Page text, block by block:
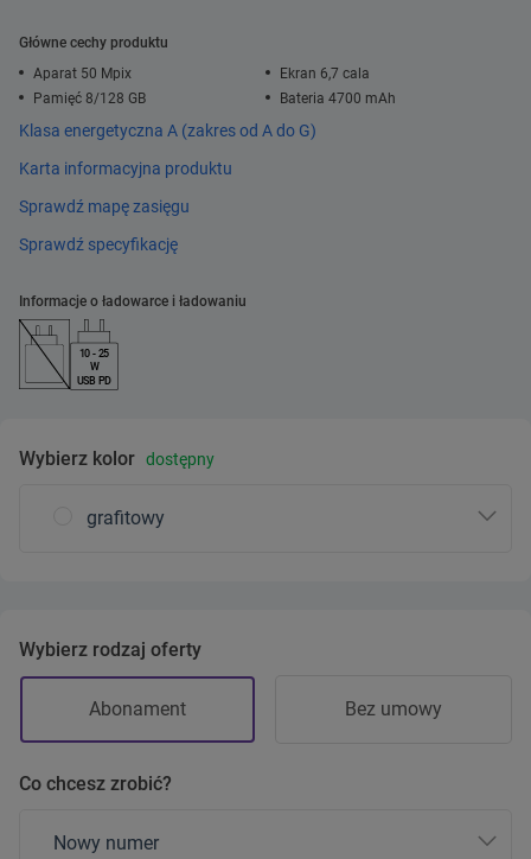
Główne cechy produktu
Aparat 50 Mpix
Ekran 6,7 cala
Pamięć 8/128 GB
Bateria 4700 mAh
Klasa energetyczna A (zakres od A do G)
Karta informacyjna produktu
Sprawdź mapę zasięgu
Sprawdź specyfikację
Informacje o ładowarce i ładowaniu
10 - 25
W
USB PD
Wybierz kolor dostępny
grafitowy
Wybierz rodzaj oferty
Abonament Bez umowy
Co chcesz zrobić?
Nowy numer